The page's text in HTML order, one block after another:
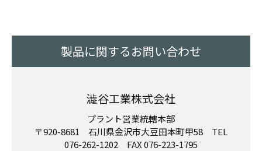
製品に関するお問い合わせ
澁谷工業株式会社
プラント営業統轄本部
〒920-8681 石川県金沢市大豆田本町甲58 TEL
076-262-1202 FAX 076-223-1795